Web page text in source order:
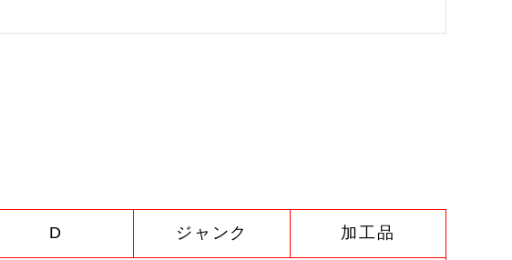
D ジャンク 加工品